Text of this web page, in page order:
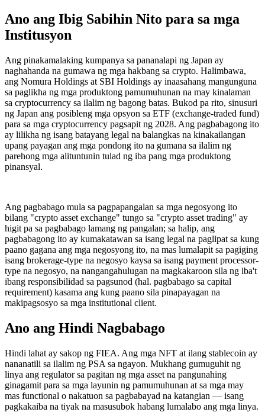
Ano ang Ibig Sabihin Nito para sa mga
Institusyon
Ang pinakamalaking kumpanya sa pananalapi ng Japan ay
naghahanda na gumawa ng mga hakbang sa crypto. Halimbawa,
ang Nomura Holdings at SBI Holdings ay inaasahang mangunguna
sa paglikha ng mga produktong pamumuhunan na may kinalaman
sa cryptocurrency sa ilalim ng bagong batas. Bukod pa rito, sinusuri
ng Japan ang posibleng mga opsyon sa ETF (exchange-traded fund)
para sa mga cryptocurrency pagsapit ng 2028. Ang pagbabagong ito
ay lilikha ng isang batayang legal na balangkas na kinakailangan
upang payagan ang mga pondong ito na gumana sa ilalim ng
parehong mga alituntunin tulad ng iba pang mga produktong
pinansyal.
Ang pagbabago mula sa pagpapangalan sa mga negosyong ito
bilang "crypto asset exchange" tungo sa "crypto asset trading" ay
higit pa sa pagbabago lamang ng pangalan; sa halip, ang
pagbabagong ito ay kumakatawan sa isang legal na paglipat sa kung
paano gagana ang mga negosyong ito, na mas lumalapit sa pagiging
isang brokerage-type na negosyo kaysa sa isang payment processor-
type na negosyo, na nangangahulugan na magkakaroon sila ng iba't
ibang responsibilidad sa pagsunod (hal. pagbabago sa capital
requirement) kasama ang kung paano sila pinapayagan na
makipagsosyo sa mga institutional client.
Ano ang Hindi Nagbabago
Hindi lahat ay sakop ng FIEA. Ang mga NFT at ilang stablecoin ay
nananatili sa ilalim ng PSA sa ngayon. Mukhang gumuguhit ng
linya ang regulator sa pagitan ng mga asset na pangunahing
ginagamit para sa mga layunin ng pamumuhunan at sa mga may
mas functional o nakatuon sa pagbabayad na katangian — isang
pagkakaiba na tiyak na masusubok habang lumalabo ang mga linya.